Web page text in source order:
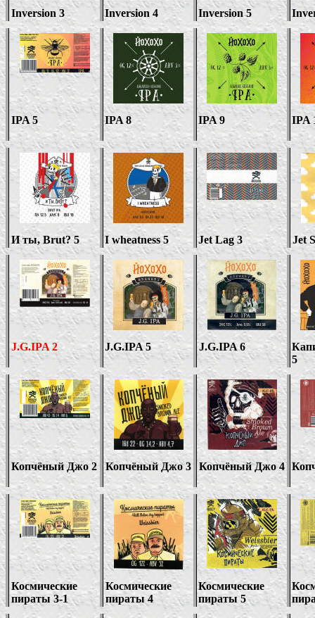
Inversion 3 Inversion 4 Inversion 5
IPA 5 IPA 8 IPA 9 IPA
И ты, Brut? 5 I wheatness 5 Jet Lag 3 Jet
J.G.IPA 2 J.G.IPA 5 J.G.IPA 6
5
Копчёный Джо 2 Копчёный Джо 3 Копчёный Джо4
Космические
пираты 3-1
Космические
пираты 4
Космические
пираты 5